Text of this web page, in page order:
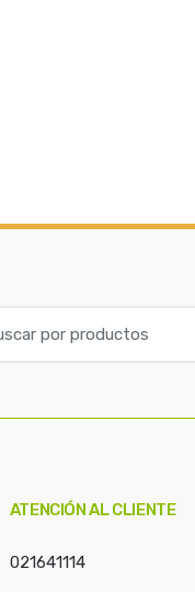
ATENCIÓN AL CLIENTE
021641114